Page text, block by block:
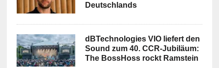
Deutschlands
dBTechnologies VIO liefert den
Sound zum 40. CCR-Jubiläum:
The BossHoss rockt Ramstein